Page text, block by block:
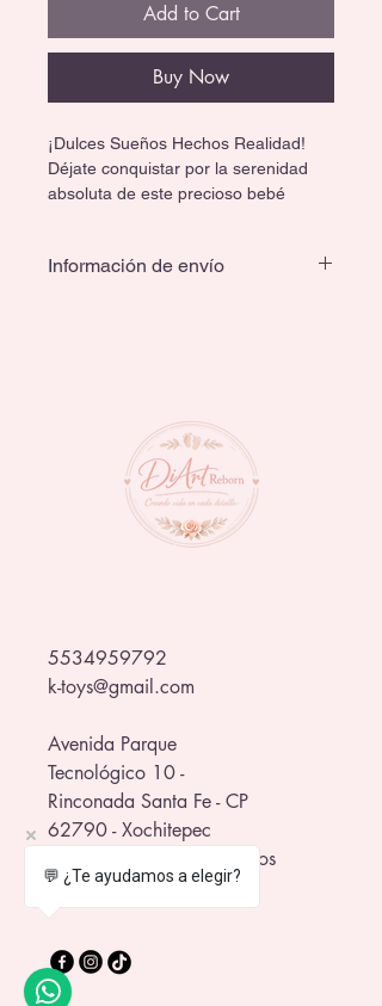
Add to Cart
Buy Now
¡Dulces Sueños Hechos Realidad!
Déjate conquistar por la serenidad
absoluta de este precioso bebé
ha sido creado con meticulosa
Información de envío
5534959792
k-toys@gmail.com
Avenida Parque
Tecnológico 10 -
Rinconada Santa Fe - CP
62790 - Xochitepec
in front of the WTC Morelos
💬 ¿Te ayudamos a elegir?